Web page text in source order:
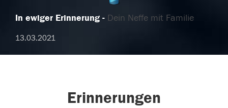
In ewiger Erinnerung Dein Neffe mit Familie
13.03.2021
Erinnerungen